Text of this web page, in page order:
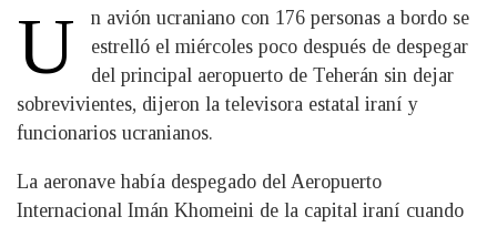
U
n avión ucraniano con 176 personas a bordo se
estrelló el miércoles poco después de despegar
del principal aeropuerto de Teherán sin dejar
sobrevivientes, dijeron la televisora estatal iraní y
funcionarios ucranianos.
La aeronave había despegado del Aeropuerto
Internacional Imán Khomeini de la capital iraní cuando